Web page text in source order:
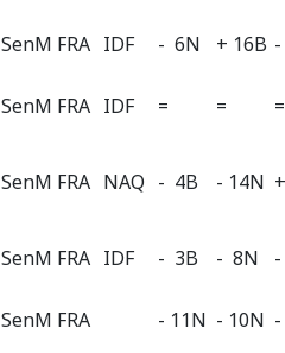
SenM FRA IDF - 6N + 16B
SenM FRA IDF = = =
SenM FRA NAQ - 4B - 14N
SenM FRA IDF - 3B - 8N
SenM FRA - 11N - 10N